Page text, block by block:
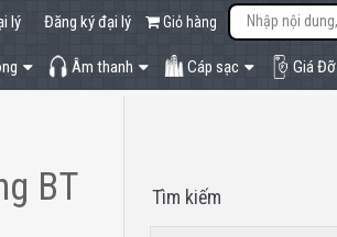
lý Đăng ký đại lý Giỏ hàng
Âm thanh Cáp sạc Giá Đỡ
BT Tìm kiếm